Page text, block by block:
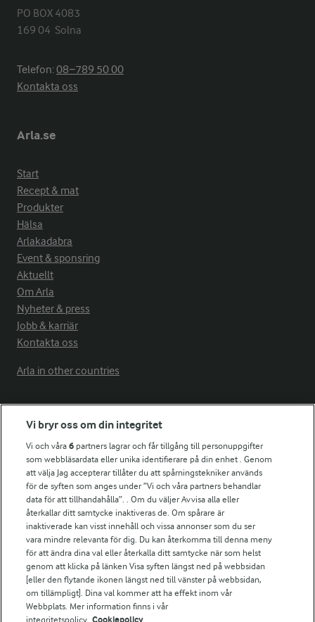
PO BOX 4083
169 04  Solna
Telefon:08−789 50 00
Kontakta oss
Arla.se
Start
Recept & mat
Produkter
Hälsa
Arlakadabra
Event & sponsring
Aktuellt
Om Arla
Nyheter & press
Jobb & karriär
Kontakta oss
Arla in other countries
Fler Arlasajter
För ägare
Arlas kundportal
Arla.com
Falbygdens Ost
Arla webbshop
Bildbank
Följ oss
Vi bryr oss om din integritet
Vi och våra6 partners lagrar och får tillgång till personuppgifter
som webbläsardata eller unika identifierare på din enhet . Genom
att välja Jag accepterar tillåter du att spårningstekniker används
för de syften som anges under ”Vi och våra partners behandlar
data för att tillhandahålla”. . Om du väljer Avvisa alla eller
återkallar ditt samtycke inaktiveras de. Om spårare är
inaktiverade kan visst innehåll och vissa annonser som du ser
vara mindre relevanta för dig. Du kan återkomma till denna meny
för att ändra dina val eller återkalla ditt samtycke när som helst
genom att klicka på länken Visa syften längst ned på webbsidan
[eller den flytande ikonen längst ned till vänster på webbsidan,
om tillämpligt]. Dina val kommer att ha effekt inom vår
Webbplats. Mer information finns i vår
integritetspolicy. Cookiepolicy